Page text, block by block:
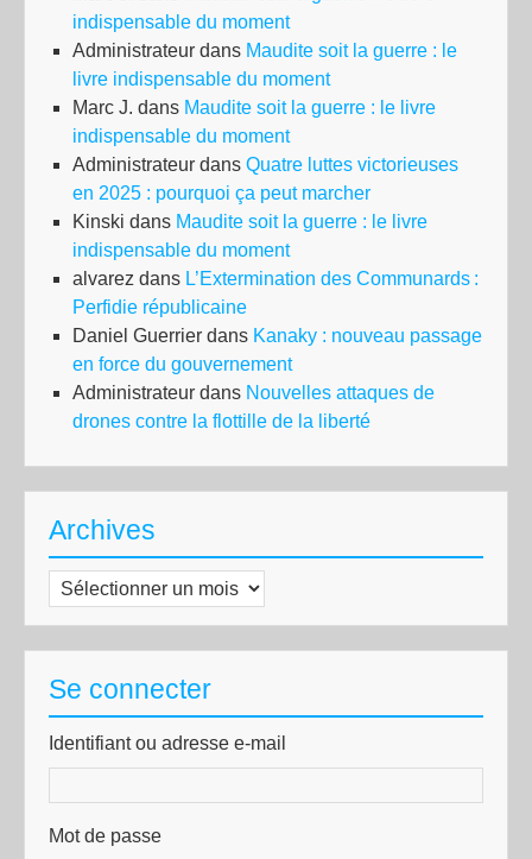
indispensable du moment
Administrateur dans Maudite soit la guerre : le
livre indispensable du moment
Marc J. dans Maudite soit la guerre : le livre
indispensable du moment
Administrateur dans Quatre luttes victorieuses
en 2025 : pourquoi ça peut marcher
Kinski dans Maudite soit la guerre : le livre
indispensable du moment
alvarez dans L’Extermination des Communards :
Perfidie républicaine
Daniel Guerrier dans Kanaky : nouveau passage
en force du gouvernement
Administrateur dans Nouvelles attaques de
drones contre la flottille de la liberté
Archives
Archives
Se connecter
Identifiant ou adresse e-mail
Mot de passe